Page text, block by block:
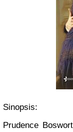
Sinopsis:
Prudence